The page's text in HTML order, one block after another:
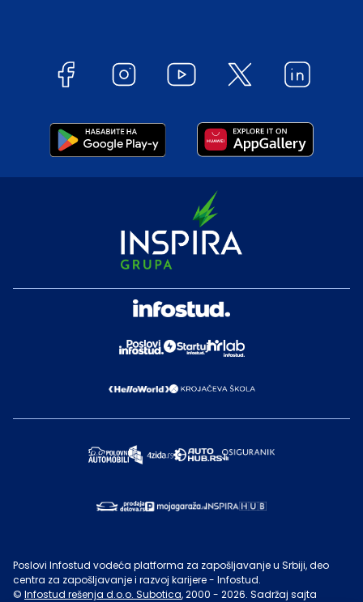
Poslovi Infostud vodeća platforma za zapošljavanje u Srbiji, deo
centra za zapošljavanje i razvoj karijere - Infostud.
© Infostud rešenja d.o.o. Subotica, 2000 - 2026. Sadržaj sajta